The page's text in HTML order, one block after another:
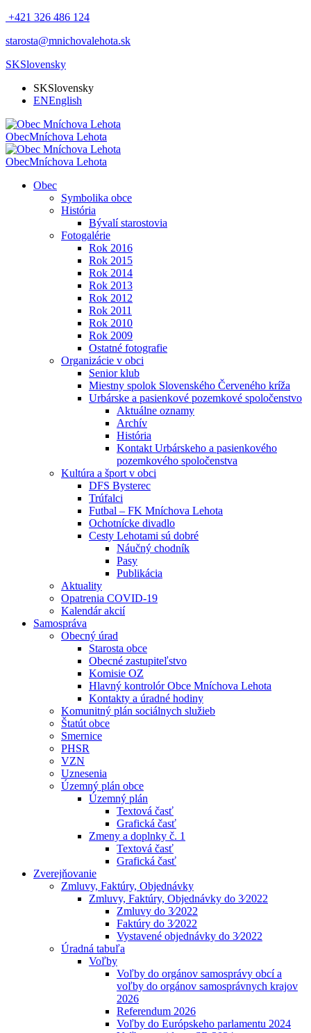
+421 326 486 124
starosta@mnichovalehota.sk
SKSlovensky
SKSlovensky
ENEnglish
ObecMníchova Lehota
ObecMníchova Lehota
Obec
Symbolika obce
História
Bývalí starostovia
Fotogalérie
Rok 2016
Rok 2015
Rok 2014
Rok 2013
Rok 2012
Rok 2011
Rok 2010
Rok 2009
Ostatné fotografie
Organizácie v obci
Senior klub
Miestny spolok Slovenského Červeného kríža
Urbárske a pasienkové pozemkové spoločenstvo
Aktuálne oznamy
Archív
História
Kontakt Urbárskeho a pasienkového
pozemkového spoločenstva
Kultúra a šport v obci
DFS Bysterec
Trúfalci
Futbal – FK Mníchova Lehota
Ochotnícke divadlo
Cesty Lehotami sú dobré
Náučný chodník
Pasy
Publikácia
Aktuality
Opatrenia COVID-19
Kalendár akcií
Samospráva
Obecný úrad
Starosta obce
Obecné zastupiteľstvo
Komisie OZ
Hlavný kontrolór Obce Mníchova Lehota
Kontakty a úradné hodiny
Komunitný plán sociálnych služieb
Štatút obce
Smernice
PHSR
VZN
Uznesenia
Územný plán obce
Územný plán
Textová časť
Grafická časť
Zmeny a doplnky č. 1
Textová časť
Grafická časť
Zverejňovanie
Zmluvy, Faktúry, Objednávky
Zmluvy, Faktúry, Objednávky do 3⁄2022
Zmluvy do 3⁄2022
Faktúry do 3⁄2022
Vystavené objednávky do 3⁄2022
Úradná tabuľa
Voľby
Voľby do orgánov samosprávy obcí a
voľby do orgánov samosprávnych krajov
2026
Referendum 2026
Voľby do Európskeho parlamentu 2024